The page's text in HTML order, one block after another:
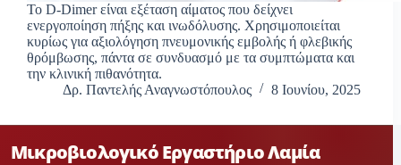
Το D-Dimer είναι εξέταση αίματος που δείχνει
ενεργοποίηση πήξης και ινωδόλυσης. Χρησιμοποιείται
κυρίως για αξιολόγηση πνευμονικής εμβολής ή φλεβικής
θρόμβωσης, πάντα σε συνδυασμό με τα συμπτώματα και
την κλινική πιθανότητα.
Δρ. Παντελής Αναγνωστόπουλος
8 Ιουνίου, 2025
Μικροβιολογικό Εργαστήριο Λαμία